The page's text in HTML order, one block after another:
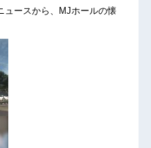
ュースから、MJホールの懐